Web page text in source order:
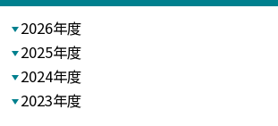
2026年度
2025年度
2024年度
2023年度